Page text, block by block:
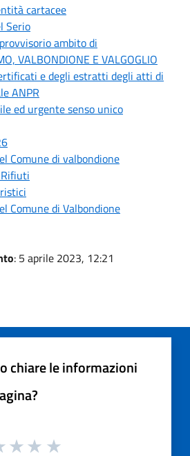
cartacee
Serio
ambito di
VALBONDIONE E VALGOGLIO
e degli estratti degli atti di
ANPR
ed urgente senso unico
Comune di valbondione
Comune di Valbondione
: 5 aprile 2023, 12:21
chiare le informazioni